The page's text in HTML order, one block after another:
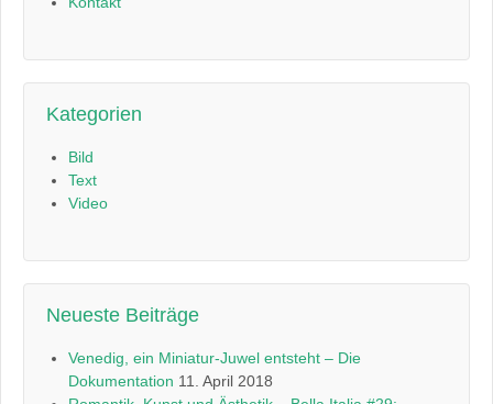
Kategorien
Bild
Text
Video
Neueste Beiträge
Venedig, ein Miniatur-Juwel entsteht – Die
Dokumentation 11. April 2018